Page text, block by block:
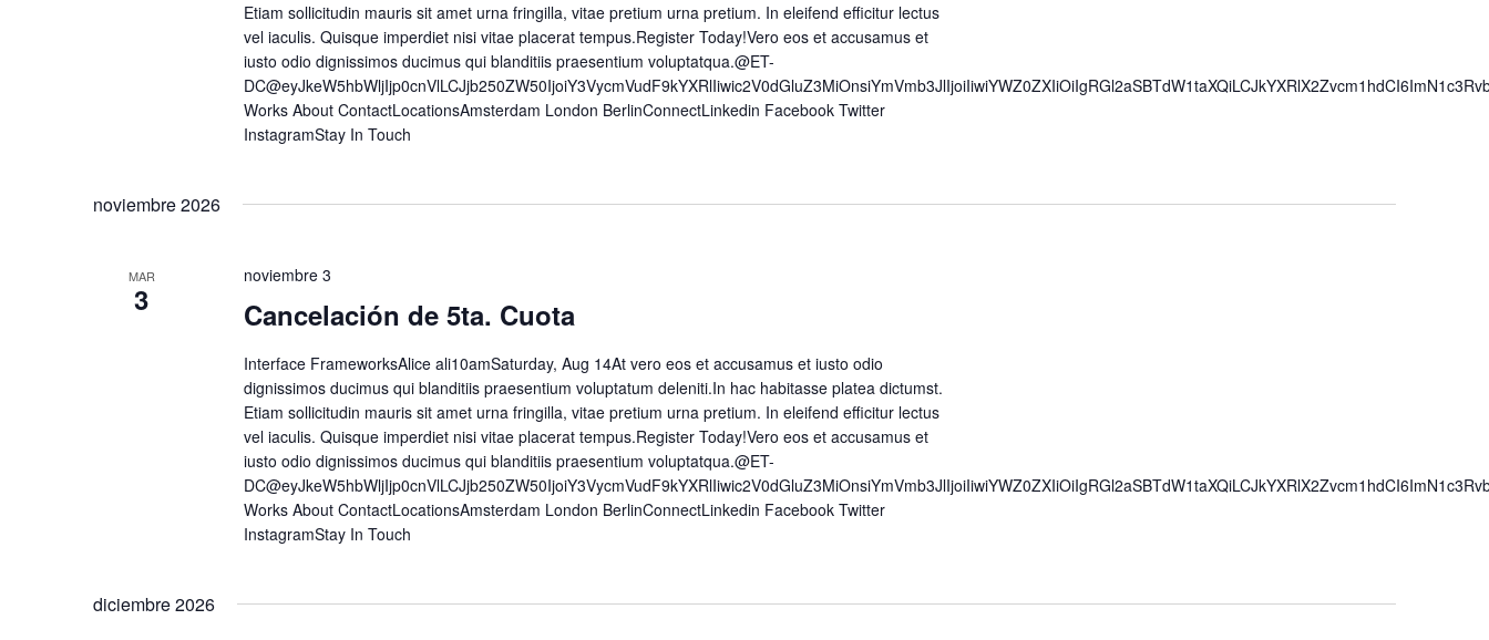
Etiam sollicitudin mauris sit amet urna fringilla, vitae pretium urna pretium. In eleifend efficitur lectus
vel iaculis. Quisque imperdiet nisi vitae placerat tempus.Register Today!Vero eos et accusamus et
iusto odio dignissimos ducimus qui blanditiis praesentium voluptatqua.@ET-
Works About ContactLocationsAmsterdam London BerlinConnectLinkedin Facebook Twitter
InstagramStay In Touch
noviembre 2026
MAR
3 Cancelación de 5ta. Cuota
noviembre 3
Interface FrameworksAlice ali10amSaturday, Aug 14At vero eos et accusamus et iusto odio
dignissimos ducimus qui blanditiis praesentium voluptatum deleniti.In hac habitasse platea dictumst.
Etiam sollicitudin mauris sit amet urna fringilla, vitae pretium urna pretium. In eleifend efficitur lectus
vel iaculis. Quisque imperdiet nisi vitae placerat tempus.Register Today!Vero eos et accusamus et
iusto odio dignissimos ducimus qui blanditiis praesentium voluptatqua.@ET-
Works About ContactLocationsAmsterdam London BerlinConnectLinkedin Facebook Twitter
InstagramStay In Touch
diciembre 2026